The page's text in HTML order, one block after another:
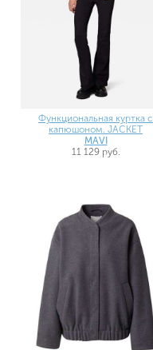
Функциональная куртка с
капюшоном. JACKET
MAVI
11 129 руб.